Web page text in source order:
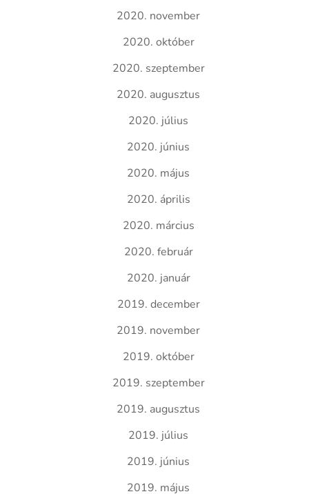
2020. november
2020. október
2020. szeptember
2020. augusztus
2020. július
2020. június
2020. május
2020. április
2020. március
2020. február
2020. január
2019. december
2019. november
2019. október
2019. szeptember
2019. augusztus
2019. július
2019. június
2019. május